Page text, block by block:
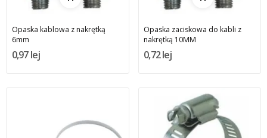
Opaska kablowa z nakrętką
6mm
0,97 lej
Opaska zaciskowa do kabli z
nakrętką 10MM
0,72 lej